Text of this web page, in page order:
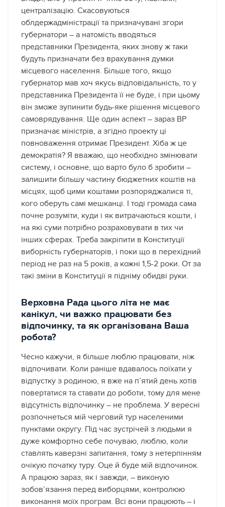
централізацію. Скасовуються
облдержадміністрації та призначувані згори
губернатори – а натомість вводяться
представники Президента, яких знову ж таки
будуть призначати без врахування думки
місцевого населення. Більше того, якщо
губернатор мав хоч якусь відповідальність, то у
представника Президента її не буде, і при цьому
він зможе зупинити будь-яке рішення місцевого
самоврядування. Ще один аспект – зараз ВР
призначає міністрів, а згідно проекту ці
повноваження отримає Президент. Хіба ж це
демократія? Я вважаю, що необхідно змінювати
систему, і основне, що варто було б зробити –
залишити більшу частину бюджетних коштів на
місцях, щоб цими коштами розпоряджалися ті,
кого оберуть самі мешканці. І тоді громада сама
почне розуміти, куди і як витрачаються кошти, і
на які суми потрібно розраховувати в тих чи
інших сферах. Треба закріпити в Конституції
виборність губернаторів, і поки що в перехідний
період не раз на 5 років, а кожні 1,5-2 роки. От за
такі зміни в Конституції я підніму обидві руки.
Верховна Рада цього літа не має
канікул, чи важко працювати без
відпочинку, та як організована Ваша
робота?
Чесно кажучи, я більше люблю працювати, ніж
відпочивати. Коли раніше вдавалось поїхати у
відпустку з родиною, я вже на п’ятий день хотів
повертатися та ставати до роботи, тому для мене
відсутність відпочинку – не проблема. У вересні
розпочнеться мій черговий тур населеними
пунктами округу. Під час зустрічей з людьми я
дуже комфортно себе почуваю, люблю, коли
ставлять каверзні запитання, тому з нетерпінням
очікую початку туру. Оце й буде мій відпочинок.
А працюю зараз, як і завжди, – виконую
зобов’язання перед виборцями, контролюю
виконання моїх програм. Всі вони працюють – і